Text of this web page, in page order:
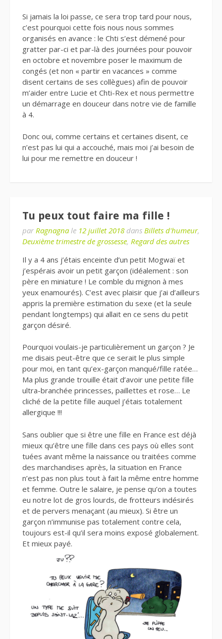
Si jamais la loi passe, ce sera trop tard pour nous,
c’est pourquoi cette fois nous nous sommes
organisés en avance : le Chti s’est démené pour
gratter par-ci et par-là des journées pour pouvoir
en octobre et novembre poser le maximum de
congés (et non « partir en vacances » comme
disent certains de ses collègues) afin de pouvoir
m’aider entre Lucie et Chti-Rex et nous permettre
un démarrage en douceur dans notre vie de famille
à 4.
Donc oui, comme certains et certaines disent, ce
n’est pas lui qui a accouché, mais moi j’ai besoin de
lui pour me remettre en douceur !
Tu peux tout faire ma fille !
par Ragnagna le 12 juillet 2018 dans Billets d'humeur,
Deuxième trimestre de grossesse, Regard des autres
Il y a 4 ans j’étais enceinte d’un petit Mogwaï et
j’espérais avoir un petit garçon (idéalement : son
père en miniature ! Le comble du mignon à mes
yeux enamourés). C’est avec plaisir que j’ai d’ailleurs
appris la première estimation du sexe (et la seule
pendant longtemps) qui allait en ce sens du petit
garçon désiré.
Pourquoi voulais-je particulièrement un garçon ? Je
me disais peut-être que ce serait le plus simple
pour moi, en tant qu’ex-garçon manqué/fille ratée…
Ma plus grande trouille était d’avoir une petite fille
ultra-branchée princesses, paillettes et rose… Le
cliché de la petite fille auquel j’étais totalement
allergique !!!
Sans oublier que si être une fille en France est déjà
mieux qu’être une fille dans ces pays où elles sont
tuées avant même la naissance ou traitées comme
des marchandises après, la situation en France
n’est pas non plus tout à fait la même entre homme
et femme. Outre le salaire, je pense qu’on a toutes
eu notre lot de gros lourds, de frotteurs indésirés
et de pervers menaçant (au mieux). Si être un
garçon n’immunise pas totalement contre cela,
toujours est-il qu’il sera moins exposé globalement.
Et mieux payé.